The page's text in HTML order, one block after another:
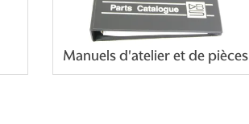
Manuels d'atelier et de pièces